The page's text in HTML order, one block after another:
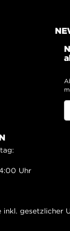
Uhr
inkl. gesetzlicher